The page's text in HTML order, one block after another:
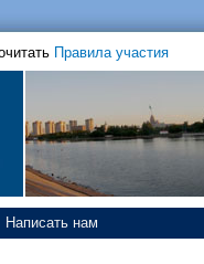
Правила участия
Написать нам